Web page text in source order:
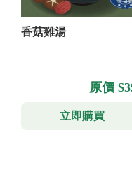
香菇雞湯
原價
立即購買